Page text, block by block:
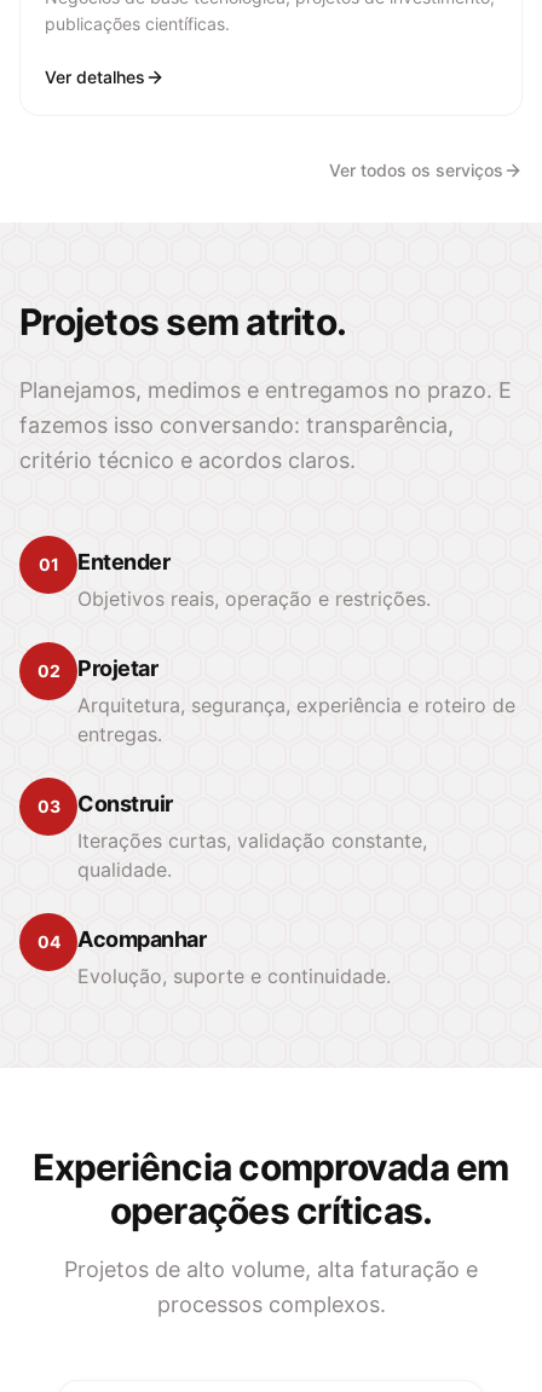
publicações científicas.
Ver detalhes
Ver todos os serviços
Projetos sem atrito.
Planejamos, medimos e entregamos no prazo. E
fazemos isso conversando: transparência,
critério técnico e acordos claros.
01 Entender
Objetivos reais, operação e restrições.
02 Projetar
Arquitetura, segurança, experiência e roteiro de
entregas.
03 Construir
Iterações curtas, validação constante,
qualidade.
04 Acompanhar
Evolução, suporte e continuidade.
Experiência comprovada em
operações críticas.
Projetos de alto volume, alta faturação e
processos complexos.